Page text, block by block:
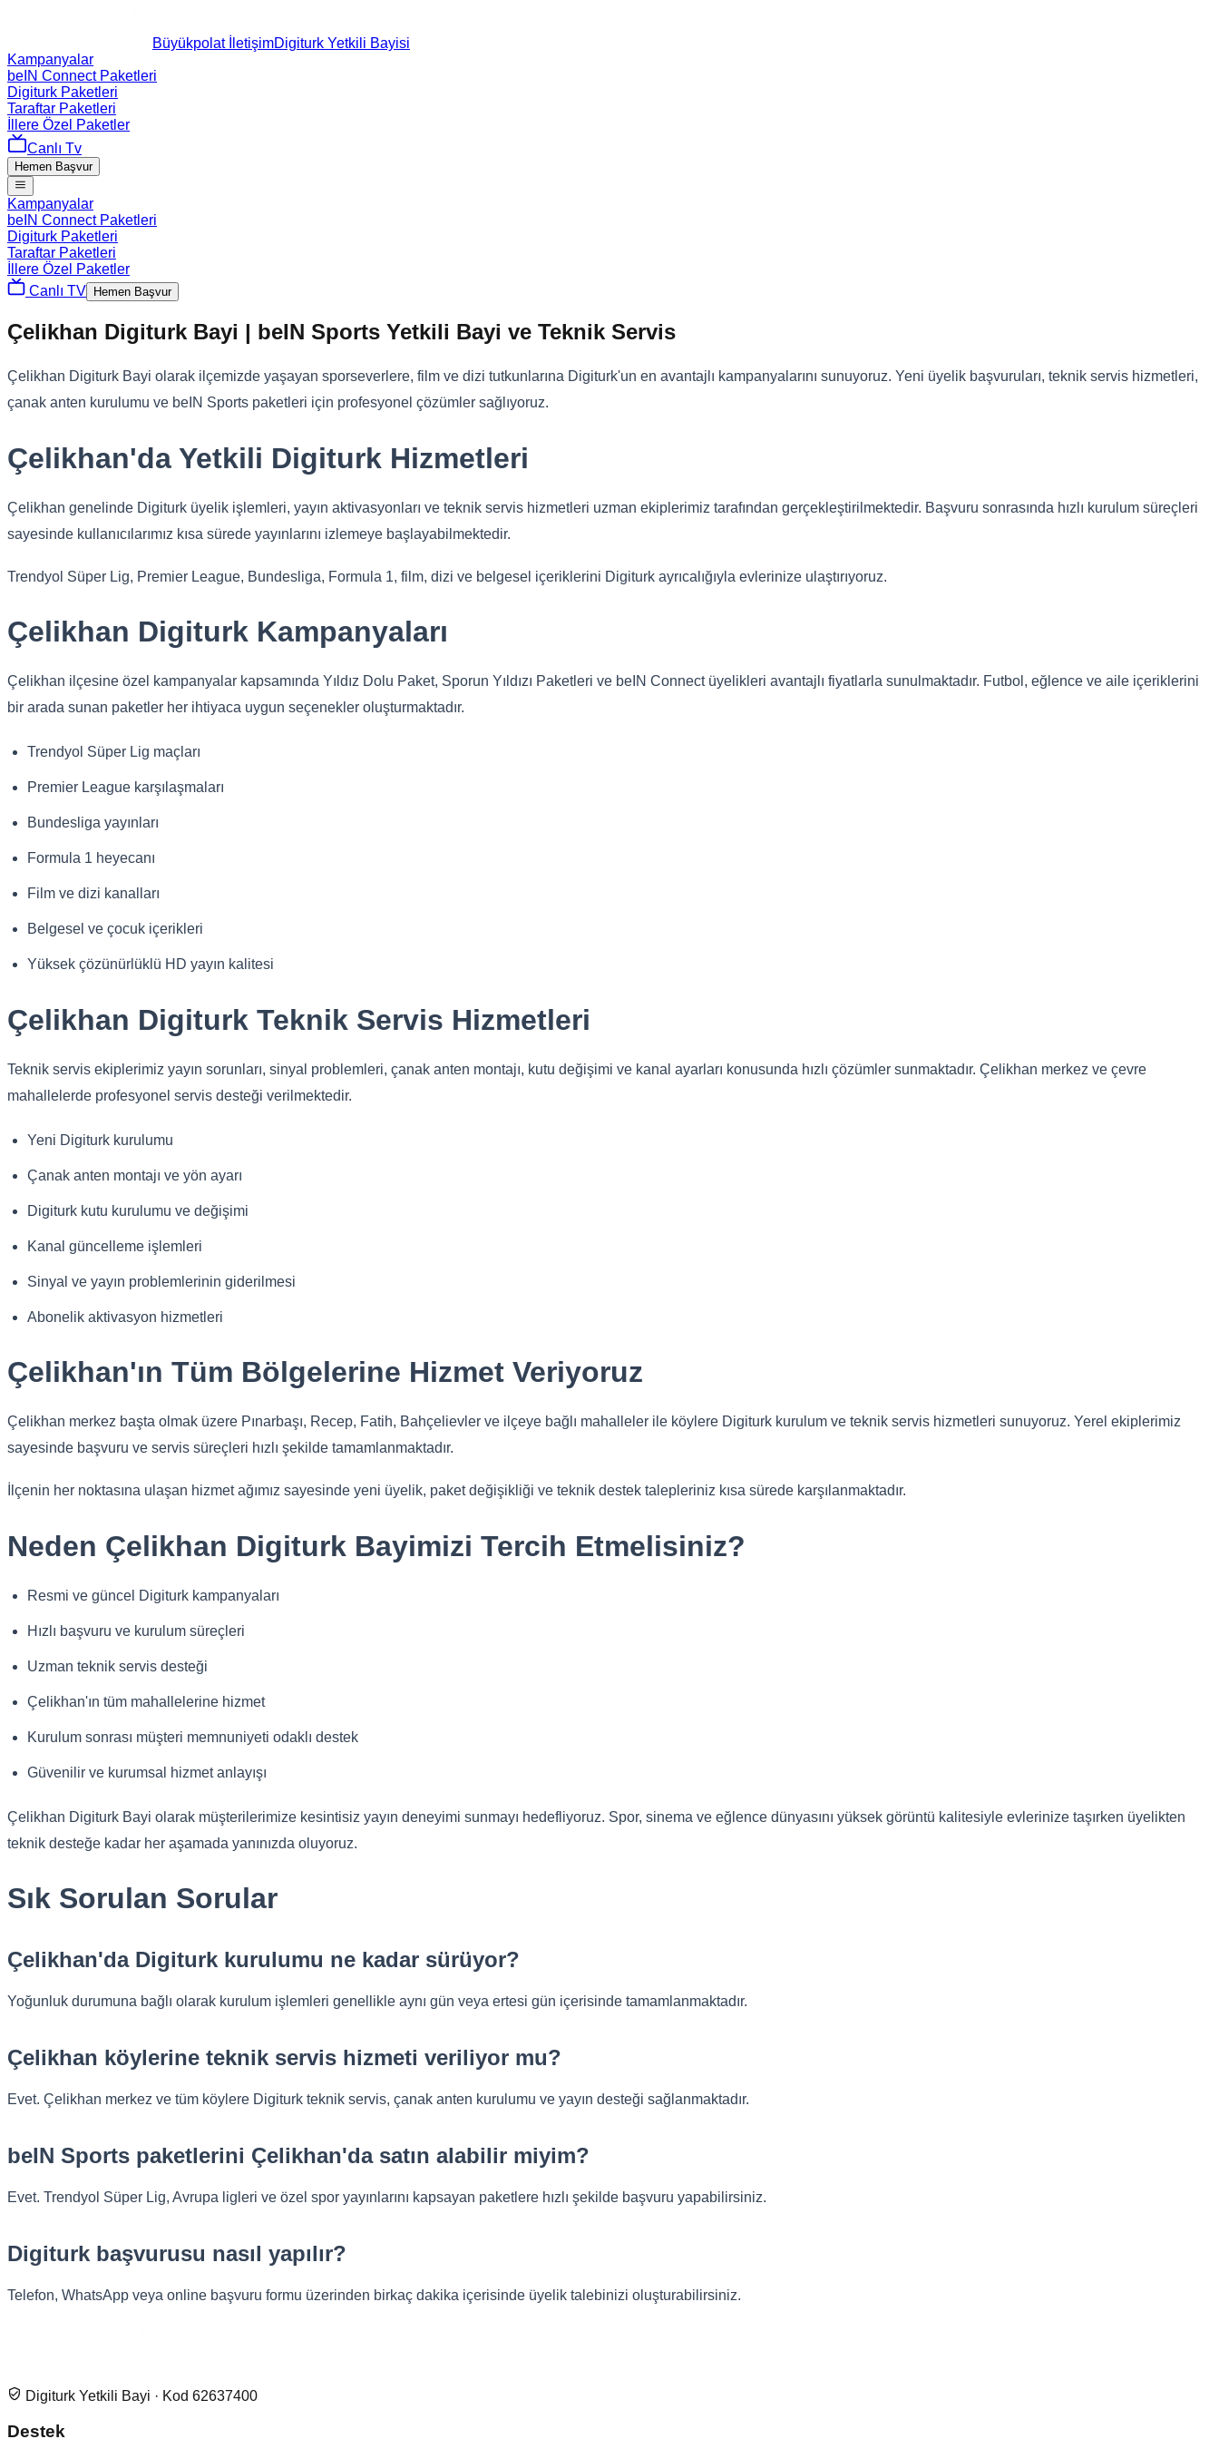
Büyükpolat İletişimDigiturk Yetkili Bayisi
Kampanyalar
beIN Connect Paketleri
Digiturk Paketleri
Taraftar Paketleri
İllere Özel Paketler
Canlı Tv
Hemen Başvur
Kampanyalar
beIN Connect Paketleri
Digiturk Paketleri
Taraftar Paketleri
İllere Özel Paketler
Canlı TV
Hemen Başvur
Çelikhan Digiturk Bayi | beIN Sports Yetkili Bayi ve Teknik Servis
Çelikhan Digiturk Bayi olarak ilçemizde yaşayan sporseverlere, film ve dizi tutkunlarına Digiturk'un en avantajlı kampanyalarını sunuyoruz. Yeni üyelik başvuruları, teknik servis hizmetleri,
çanak anten kurulumu ve beIN Sports paketleri için profesyonel çözümler sağlıyoruz.
Çelikhan'da Yetkili Digiturk Hizmetleri
Çelikhan genelinde Digiturk üyelik işlemleri, yayın aktivasyonları ve teknik servis hizmetleri uzman ekiplerimiz tarafından gerçekleştirilmektedir. Başvuru sonrasında hızlı kurulum süreçleri
sayesinde kullanıcılarımız kısa sürede yayınlarını izlemeye başlayabilmektedir.
Trendyol Süper Lig, Premier League, Bundesliga, Formula 1, film, dizi ve belgesel içeriklerini Digiturk ayrıcalığıyla evlerinize ulaştırıyoruz.
Çelikhan Digiturk Kampanyaları
Çelikhan ilçesine özel kampanyalar kapsamında Yıldız Dolu Paket, Sporun Yıldızı Paketleri ve beIN Connect üyelikleri avantajlı fiyatlarla sunulmaktadır. Futbol, eğlence ve aile içeriklerini
bir arada sunan paketler her ihtiyaca uygun seçenekler oluşturmaktadır.
Trendyol Süper Lig maçları
Premier League karşılaşmaları
Bundesliga yayınları
Formula 1 heyecanı
Film ve dizi kanalları
Belgesel ve çocuk içerikleri
Yüksek çözünürlüklü HD yayın kalitesi
Çelikhan Digiturk Teknik Servis Hizmetleri
Teknik servis ekiplerimiz yayın sorunları, sinyal problemleri, çanak anten montajı, kutu değişimi ve kanal ayarları konusunda hızlı çözümler sunmaktadır. Çelikhan merkez ve çevre
mahallelerde profesyonel servis desteği verilmektedir.
Yeni Digiturk kurulumu
Çanak anten montajı ve yön ayarı
Digiturk kutu kurulumu ve değişimi
Kanal güncelleme işlemleri
Sinyal ve yayın problemlerinin giderilmesi
Abonelik aktivasyon hizmetleri
Çelikhan'ın Tüm Bölgelerine Hizmet Veriyoruz
Çelikhan merkez başta olmak üzere Pınarbaşı, Recep, Fatih, Bahçelievler ve ilçeye bağlı mahalleler ile köylere Digiturk kurulum ve teknik servis hizmetleri sunuyoruz. Yerel ekiplerimiz
sayesinde başvuru ve servis süreçleri hızlı şekilde tamamlanmaktadır.
İlçenin her noktasına ulaşan hizmet ağımız sayesinde yeni üyelik, paket değişikliği ve teknik destek talepleriniz kısa sürede karşılanmaktadır.
Neden Çelikhan Digiturk Bayimizi Tercih Etmelisiniz?
Resmi ve güncel Digiturk kampanyaları
Hızlı başvuru ve kurulum süreçleri
Uzman teknik servis desteği
Çelikhan'ın tüm mahallelerine hizmet
Kurulum sonrası müşteri memnuniyeti odaklı destek
Güvenilir ve kurumsal hizmet anlayışı
Çelikhan Digiturk Bayi olarak müşterilerimize kesintisiz yayın deneyimi sunmayı hedefliyoruz. Spor, sinema ve eğlence dünyasını yüksek görüntü kalitesiyle evlerinize taşırken üyelikten
teknik desteğe kadar her aşamada yanınızda oluyoruz.
Sık Sorulan Sorular
Çelikhan'da Digiturk kurulumu ne kadar sürüyor?
Yoğunluk durumuna bağlı olarak kurulum işlemleri genellikle aynı gün veya ertesi gün içerisinde tamamlanmaktadır.
Çelikhan köylerine teknik servis hizmeti veriliyor mu?
Evet. Çelikhan merkez ve tüm köylere Digiturk teknik servis, çanak anten kurulumu ve yayın desteği sağlanmaktadır.
beIN Sports paketlerini Çelikhan'da satın alabilir miyim?
Evet. Trendyol Süper Lig, Avrupa ligleri ve özel spor yayınlarını kapsayan paketlere hızlı şekilde başvuru yapabilirsiniz.
Digiturk başvurusu nasıl yapılır?
Telefon, WhatsApp veya online başvuru formu üzerinden birkaç dakika içerisinde üyelik talebinizi oluşturabilirsiniz.
Digiturk Yetkili Bayi · Kod 62637400
Destek